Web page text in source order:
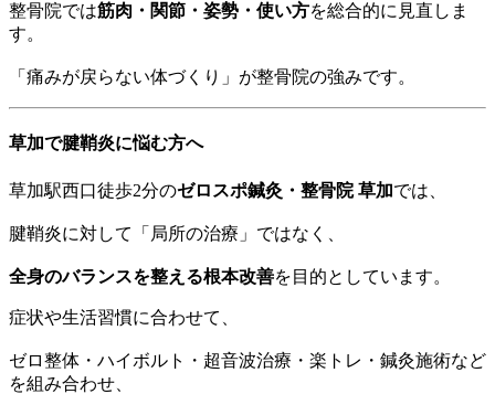
整骨院では筋肉・関節・姿勢・使い方を総合的に見直しま
す。
「痛みが戻らない体づくり」が整骨院の強みです。
草加で腱鞘炎に悩む方へ
草加駅西口徒歩2分のゼロスポ鍼灸・整骨院 草加では、
腱鞘炎に対して「局所の治療」ではなく、
全身のバランスを整える根本改善を目的としています。
症状や生活習慣に合わせて、
ゼロ整体・ハイボルト・超音波治療・楽トレ・鍼灸施術など
を組み合わせ、